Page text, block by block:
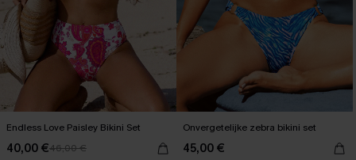
Endless Love Paisley Bikini Set
40,00 €46,00 €
【AG18】2 met 10% korting
Onvergetelijke zebra bikini set
45,00 €